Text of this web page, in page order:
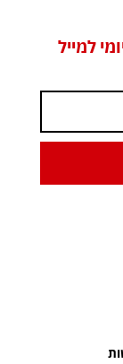
למייל